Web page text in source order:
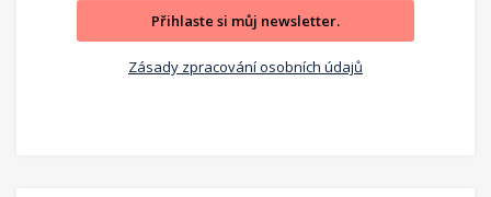
Přihlaste si můj newsletter.
Zásady zpracování osobních údajů